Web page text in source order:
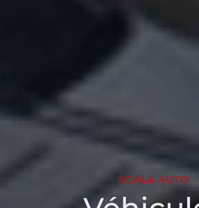
SCALA AUTO